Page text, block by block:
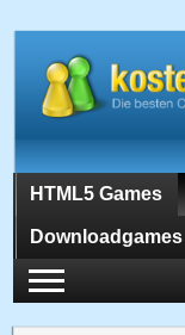
HTML5 Games
Downloadgames